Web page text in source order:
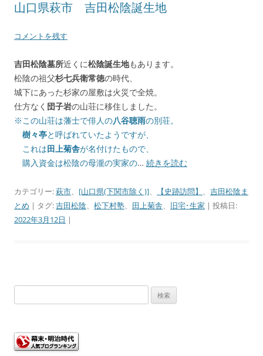
山口県萩市 吉田松陰誕生地
コメントを残す
吉田松陰墓所近くに松陰誕生地もあります。
松陰の祖父杉七兵衛常徳の時代、
城下にあった杉家の屋敷は火災で全焼。
仕方なく 団子岩の山荘に移住しました。
※この山荘は藩士で俳人の八谷聴雨の別荘。
樹々亭と呼ばれていたようですが、
これは田上菊舎が名付けたもので、
購入資金は松陰の母瀧の実家の… 続きを読む
カテゴリー:萩市 [山口県(下関市除く)] 【史跡訪問】
吉田松陰ま
とめ | タグ:吉田松陰 松下村塾 田上菊舎 旧宅･生家 | 投稿日:
2022年3月12日 |
索: